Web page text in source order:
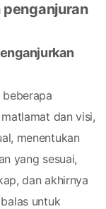
penganjuran
dan visi,
menentukan
yang sesuai,
dan akhirnya
untuk